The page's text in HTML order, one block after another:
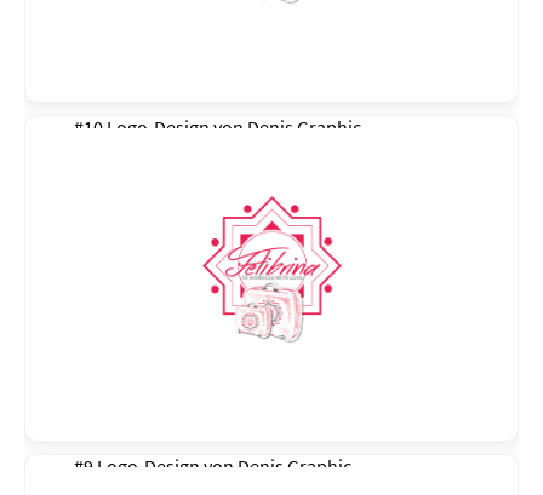
#10 Logo-Design von Denis Graphic
#9 Logo-Design von Denis Graphic